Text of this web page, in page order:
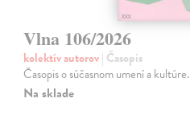
Vlna 106/2026
kolektív autorov| Časopis
Časopis o súčasnom umení a kultúre.
Na sklade